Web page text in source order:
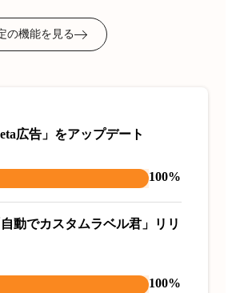
の機能を見る
広告」をアップデート
100%
動でカスタムラベル君」リリ
100%